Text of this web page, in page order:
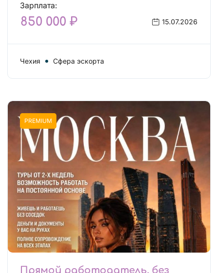
Зарплата:
850 000 ₽ 15.07.2026
Чехия Сфера эскорта
PREMIUM
Прямой работодатель, без